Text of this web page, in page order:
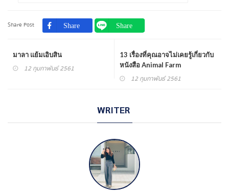
Share Post
มาลา แย้มเอิบสิน
12 กุมภาพันธ์ 2561
13 เรื่องที่คุณอาจไม่เคยรู้เกี่ยวกับ
หนังสือ Animal Farm
12 กุมภาพันธ์ 2561
WRITER